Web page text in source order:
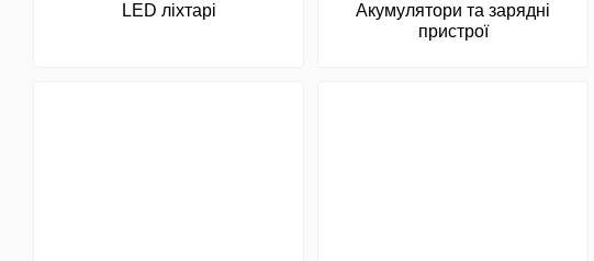
LED ліхтарі
Акумулятори та зарядні
пристрої